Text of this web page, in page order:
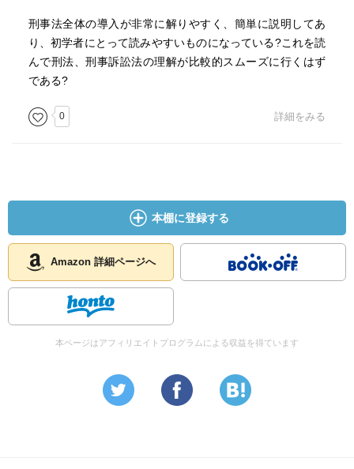
刑事法全体の導入が非常に解りやすく、簡単に説明してあ
り、初学者にとって読みやすいものになっている?これを読
んで刑法、刑事訴訟法の理解が比較的スムーズに行くはず
である?
0 詳細をみる
本棚に登録する
Amazon 詳細ページへ
本ページはアフィリエイトプログラムによる収益を得ています